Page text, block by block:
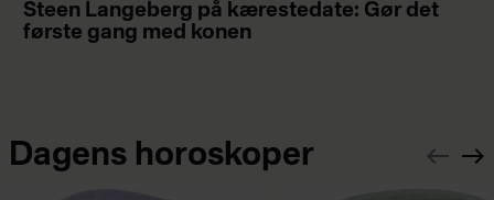
Steen Langeberg på kærestedate: Gør det
første gang med konen
Dagens horoskoper